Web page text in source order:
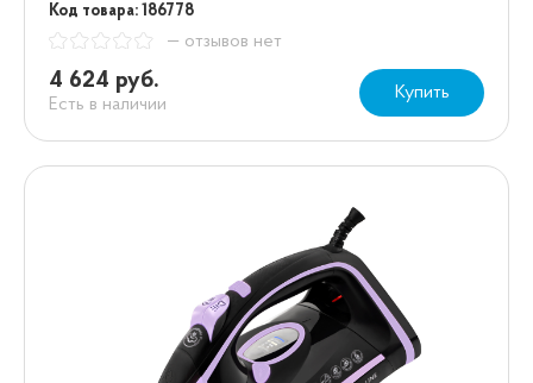
Код товара: 186778
— отзывов нет
4 624 руб.
Есть в наличии
Купить